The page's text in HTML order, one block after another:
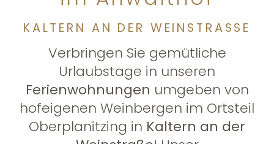
KALTERN AN DER WEINSTRASSE
Verbringen Sie gemütliche
Urlaubstage in unseren
Ferienwohnungen umgeben von
hofeigenen Weinbergen im Ortsteil
Oberplanitzing in Kaltern an der